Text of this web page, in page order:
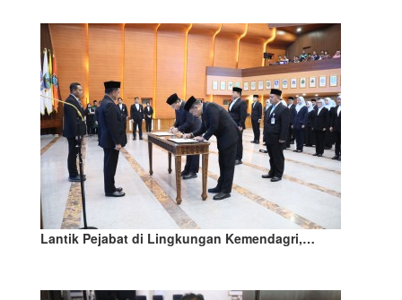
Lantik Pejabat di Lingkungan Kemendagri,…